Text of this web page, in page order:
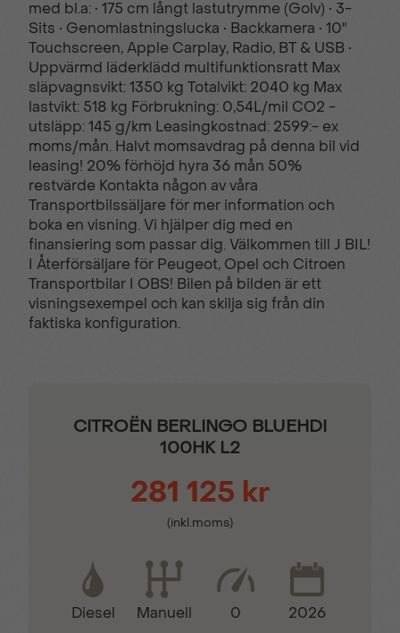
ABS (låsningsfria
bromsar)
AC Luftkonditionering
Advanced Comfort
(Komfortsoffa)
Advanced Emergency
braking system
Apple CarPlay®
Belysning i
lastutrymmet
Belysning i skåp Bluetooth & USB
Digital serviceindikator Dimstrålkastare
Elektrisk startspärr
Eljusterbara
sidospeglar
Eluppvärmd vindruta
ESP & ASR –antisladd-
& spinnsystem
med bl.a: • 175 cm långt lastutrymme (Golv) • 3-
Sits • Genomlastningslucka • Backkamera • 10"
Touchscreen, Apple Carplay, Radio, BT & USB •
Uppvärmd läderklädd multifunktionsratt Max
släpvagnsvikt: 1350 kg Totalvikt: 2040 kg Max
lastvikt: 518 kg Förbrukning: 0,54L/mil CO2 -
utsläpp: 145 g/km Leasingkostnad: 2599:- ex
moms/mån. Halvt momsavdrag på denna bil vid
leasing! 20% förhöjd hyra 36 mån 50%
restvärde Kontakta någon av våra
Transportbilssäljare för mer information och
boka en visning. Vi hjälper dig med en
finansiering som passar dig. Välkommen till J BIL!
I Återförsäljare för Peugeot, Opel och Citroen
Transportbilar I OBS! Bilen på bilden är ett
visningsexempel och kan skilja sig från din
faktiska konfiguration.
CITROËN BERLINGO BLUEHDI
100HK L2
281 125 kr
(inkl.moms)
Diesel Manuell 0 2026